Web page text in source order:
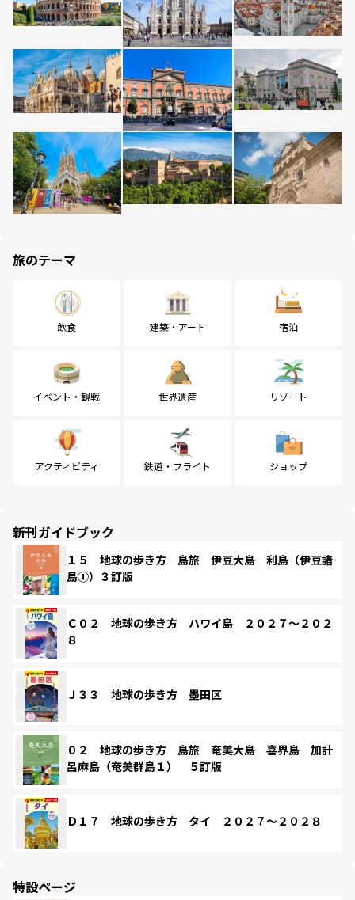
旅のテーマ
飲食 建築・アート 宿泊
イベント・観戦 世界遺産 リゾート
アクティビティ 鉄道・フライト ショップ
新刊ガイドブック
１５ 地球の歩き方 島旅 伊豆大島 利島（伊豆諸
島①）３訂版
Ｃ０２ 地球の歩き方 ハワイ島 ２０２７～２０２
８
Ｊ３３ 地球の歩き方 墨田区
０２ 地球の歩き方 島旅 奄美大島 喜界島 加計
呂麻島（奄美群島１） ５訂版
Ｄ１７ 地球の歩き方 タイ ２０２７～２０２８
特設ページ